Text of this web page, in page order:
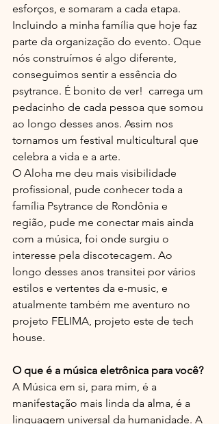
esforços, e somaram a cada etapa.
Incluindo a minha família que hoje faz
parte da organização do evento. Oque
nós construímos é algo diferente,
conseguimos sentir a essência do
psytrance. É bonito de ver!  carrega um
pedacinho de cada pessoa que somou
ao longo desses anos. Assim nos
tornamos um festival multicultural que
celebra a vida e a arte.
O Aloha me deu mais visibilidade
profissional, pude conhecer toda a
família Psytrance de Rondônia e
região, pude me conectar mais ainda
com a música, foi onde surgiu o
interesse pela discotecagem. Ao
longo desses anos transitei por vários
estilos e vertentes da e-music, e
atualmente também me aventuro no
projeto FELIMA, projeto este de tech
house.
O que é a música eletrônica para você?
A Música em si, para mim, é a
manifestação mais linda da alma, é a
linguagem universal da humanidade. A